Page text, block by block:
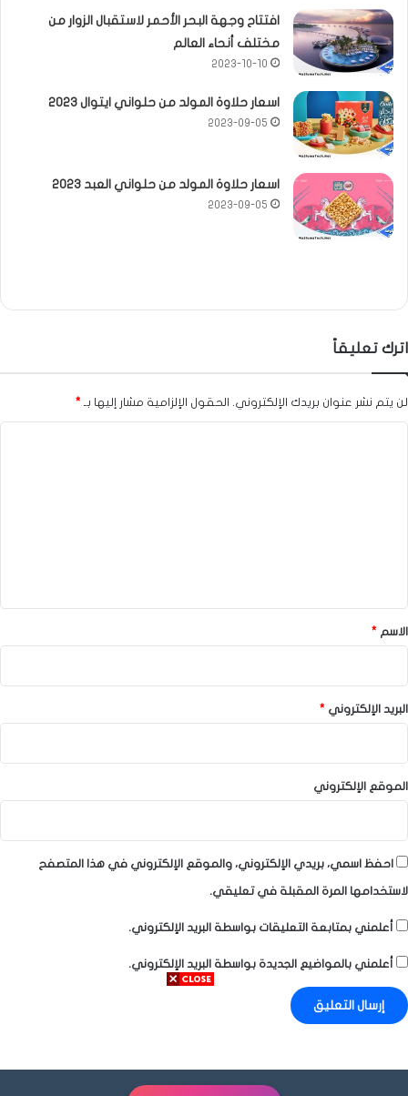
افتتاح وجهة البحر الأحمر لاستقبال الزوار من
مختلف أنحاء العالم
2023-10-10
اسعار حلاوة المولد من حلواني ايتوال 2023
2023-09-05
اسعار حلاوة المولد من حلواني العبد 2023
2023-09-05
اترك تعليقاً
لن يتم نشر عنوان بريدك الإلكتروني. الحقول الإلزامية مشار إليها بـ *
*
الاسم *
البريد الإلكتروني *
الموقع الإلكتروني
احفظ اسمي، بريدي الإلكتروني، والموقع الإلكتروني في هذا المتصفح
لاستخدامها المرة المقبلة في تعليقي.
أعلمني بمتابعة التعليقات بواسطة البريد الإلكتروني.
أعلمني بالمواضيع الجديدة بواسطة البريد الإلكتروني.